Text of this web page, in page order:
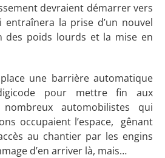
devraient démarrer vers
la prise d’un nouvel
des poids lourds et la mise en
une barrière automatique
pour mettre fin aux
automobilistes qui
occupaient l’espace, gênant
au chantier par les engins
d’en arriver là, mais…